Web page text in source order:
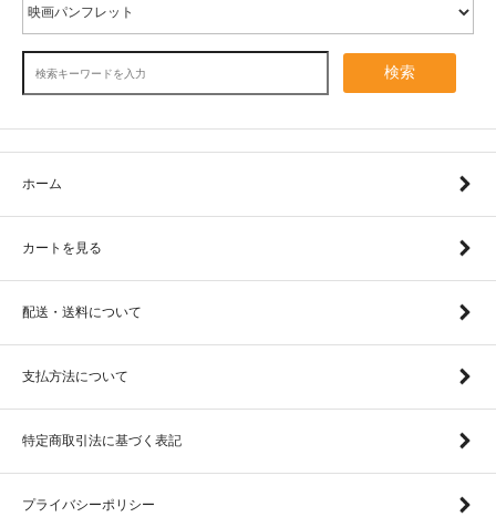
検索
ホーム
カートを見る
配送・送料について
支払方法について
特定商取引法に基づく表記
プライバシーポリシー